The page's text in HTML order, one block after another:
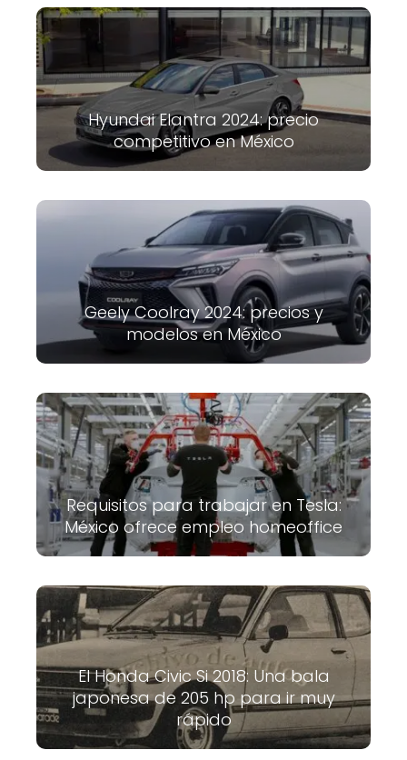
Hyundai Elantra 2024: precio
competitivo en México
Geely Coolray 2024: precios y
modelos en México
Requisitos para trabajar en Tesla:
México ofrece empleo homeoffice
El Honda Civic Si 2018: Una bala
japonesa de 205 hp para ir muy
rápido